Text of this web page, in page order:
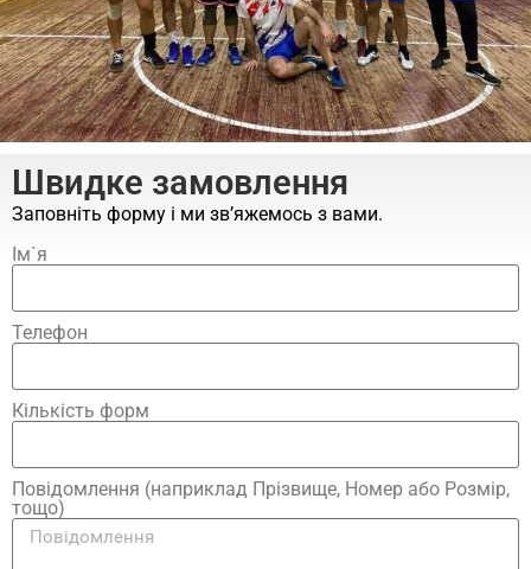
Швидке замовлення
Заповніть форму і ми зв’яжемось з вами.
Ім`я
Телефон
Кількість форм
Повідомлення (наприклад Прізвище, Номер або Розмір,
тощо)